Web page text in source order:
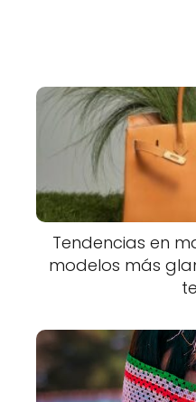
Tendencias en
modelos más